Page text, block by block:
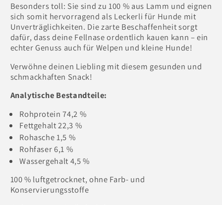
Besonders toll: Sie sind zu 100 % aus Lamm und eignen
sich somit hervorragend als Leckerli für Hunde mit
Unverträglichkeiten. Die zarte Beschaffenheit sorgt
dafür, dass deine Fellnase ordentlich kauen kann – ein
echter Genuss auch für Welpen und kleine Hunde!
Verwöhne deinen Liebling mit diesem gesunden und
schmackhaften Snack!
Analytische Bestandteile:
Rohprotein 74,2 %
Fettgehalt 22,3 %
Rohasche 1,5 %
Rohfaser 6,1 %
Wassergehalt 4,5 %
100 % luftgetrocknet, ohne Farb- und
Konservierungsstoffe